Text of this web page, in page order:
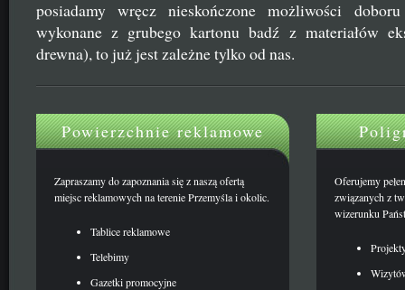
posiadamy wręcz nieskończone możliwości
wykonane z grubego kartonu badź z materiałów
drewna), to już jest zależne tylko od nas.
Powierzchnie reklamowe
Zapraszamy do zapoznania się z naszą ofertą
miejsc reklamowych na terenie Przemyśla i okolic.
Tablice reklamowe
Telebimy
Gazetki promocyjne
Oferujemy
związanych z
wizerunku